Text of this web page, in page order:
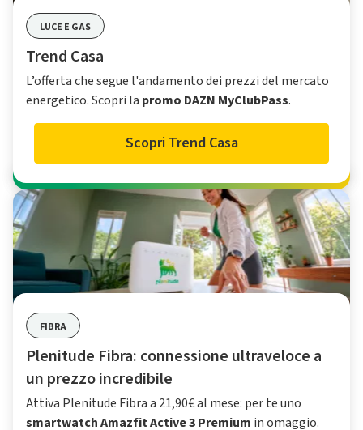
LUCE E GAS
Trend Casa
L’offerta che segue l'andamento dei prezzi del mercato
energetico. Scopri la promo DAZN MyClubPass.
Scopri Trend Casa
FIBRA
Plenitude Fibra: connessione ultraveloce a
un prezzo incredibile
Attiva Plenitude Fibra a 21,90€ al mese: per te uno
smartwatch Amazfit Active 3 Premium in omaggio.